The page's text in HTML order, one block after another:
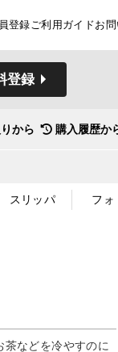
登録ご利用ガイドお
登録
から 購入履歴か
スリッパ フォ
などを冷やすのに